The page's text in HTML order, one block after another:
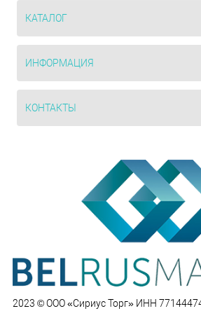
КАТАЛОГ
ИНФОРМАЦИЯ
КОНТАКТЫ
2023 © ООО «Сириус Торг» ИНН